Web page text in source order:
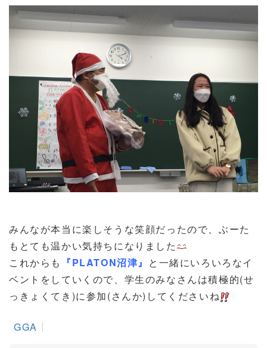
みんなが本当に楽しそうな笑顔だったので、ぶーた
もとても温かい気持ちになりました
これからも 『PLATON沼津』 と一緒にいろいろなイ
ベントをしていくので、学生のみなさんは積極的(せ
っきょくてき)に参加(さんか)してくださいね
GGA